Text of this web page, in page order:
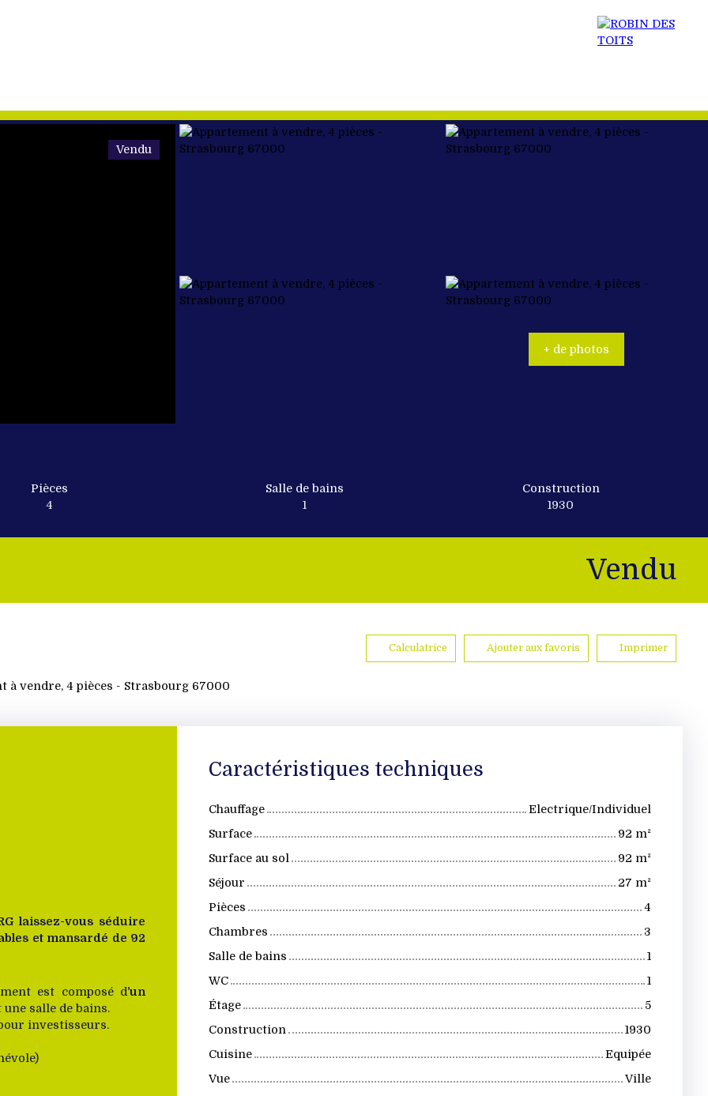
Vendu
+ de photos
Pièces
4
Salle de bains
1
Construction
1930
Vendu
Calculatrice Ajouter aux favoris Imprimer
à vendre, 4 pièces - Strasbourg 67000
laissez-vous séduire
et mansardé de 92
est composé d’un
salle de bains.
investisseurs.
Caractéristiques techniques
Chauffage
Electrique/Individuel
Surface
92 m²
Surface au sol
92 m²
Séjour
27 m²
Pièces
4
Chambres
3
Salle de bains
1
WC
1
Étage
5
Construction
1930
Cuisine
Equipée
Vue
Ville